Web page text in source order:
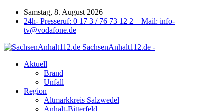
Samstag, 8. August 2026
24h- Presseruf: 0 17 3 / 76 73 12 2 – Mail: info-
tv@vodafone.de
SachsenAnhalt112.de -
Aktuell
Brand
Unfall
Region
Altmarkkreis Salzwedel
Anhalt-Bitterfeld